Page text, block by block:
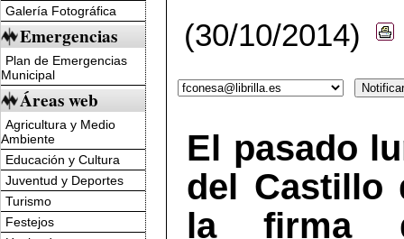
Galería Fotográfica
Emergencias
Plan de Emergencias
Municipal
Áreas web
Agricultura y Medio
Ambiente
Educación y Cultura
Juventud y Deportes
Turismo
Festejos
(30/10/2014)
El pasado
del Castillo
la firma